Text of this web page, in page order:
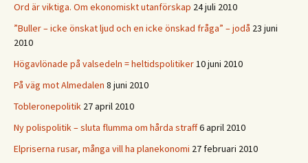
Ord är viktiga. Om ekonomiskt utanförskap 24 juli 2010
”Buller – icke önskat ljud och en icke önskad fråga” – jodå 23 juni
2010
Högavlönade på valsedeln = heltidspolitiker10 juni 2010
På väg mot Almedalen 8 juni 2010
Tobleronepolitik 27 april 2010
Ny polispolitik – sluta flumma om hårda straff6 april 2010
Elpriserna rusar, många vill ha planekonomi 27 februari 2010